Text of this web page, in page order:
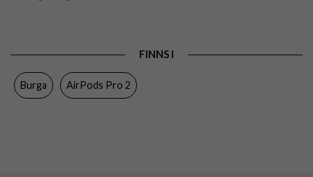
Trådlös laddning-kompatibel
Färg
FINNS I
Burga AirPods Pro 2